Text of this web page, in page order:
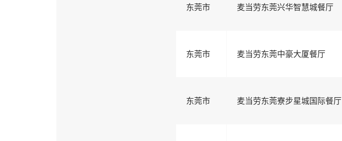
东莞市 麦当劳东莞兴华智慧城餐厅
东莞市 麦当劳东莞中豪大厦餐厅
东莞市 麦当劳东莞寮步星城国际餐厅